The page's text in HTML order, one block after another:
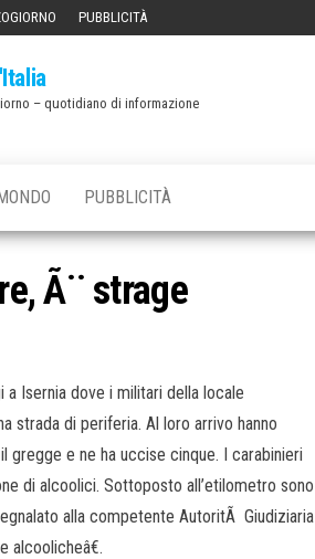
PUBBLICITÀ
– quotidiano di informazione
PUBBLICITÀ
Ã¨ strage
a Isernia dove i militari della locale
strada di periferia. Al loro arrivo hanno
gregge e ne ha uccise cinque. I carabinieri
di alcoolici. Sottoposto all’etilometro sono
alla competente AutoritÃ Giudiziaria